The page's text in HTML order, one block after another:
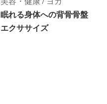
眠れる身体への背骨骨盤
エクササイズ